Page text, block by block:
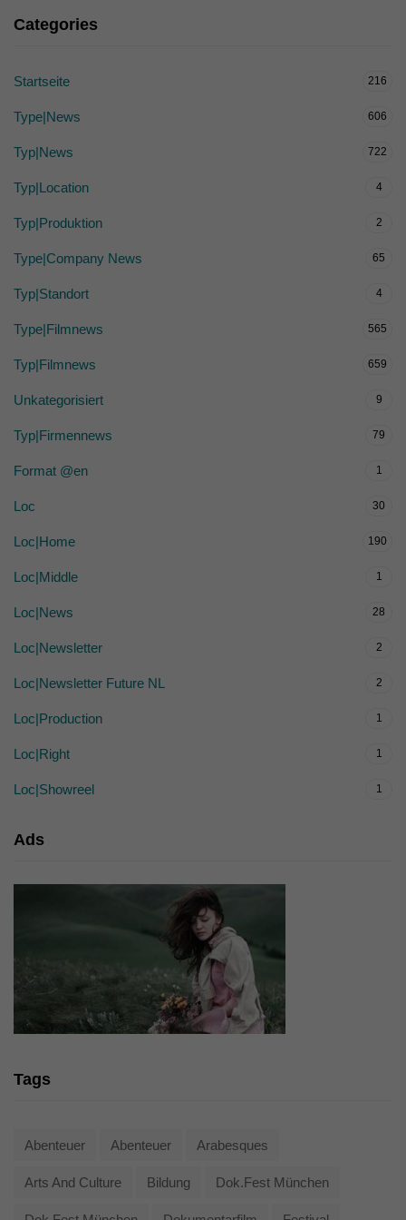
Categories
Startseite 216
Type|News 606
Typ|News 722
Typ|Location 4
Typ|Produktion 2
Type|Company News 65
Typ|Standort 4
Type|Filmnews 565
Typ|Filmnews 659
Unkategorisiert 9
Typ|Firmennews 79
Format @en 1
Loc 30
Loc|Home 190
Loc|Middle 1
Loc|News 28
Loc|Newsletter 2
Loc|Newsletter Future NL 2
Loc|Production 1
Loc|Right 1
Loc|Showreel 1
Ads
Tags
Abenteuer Abenteuer Arabesques
Arts And Culture Bildung Dok.fest München